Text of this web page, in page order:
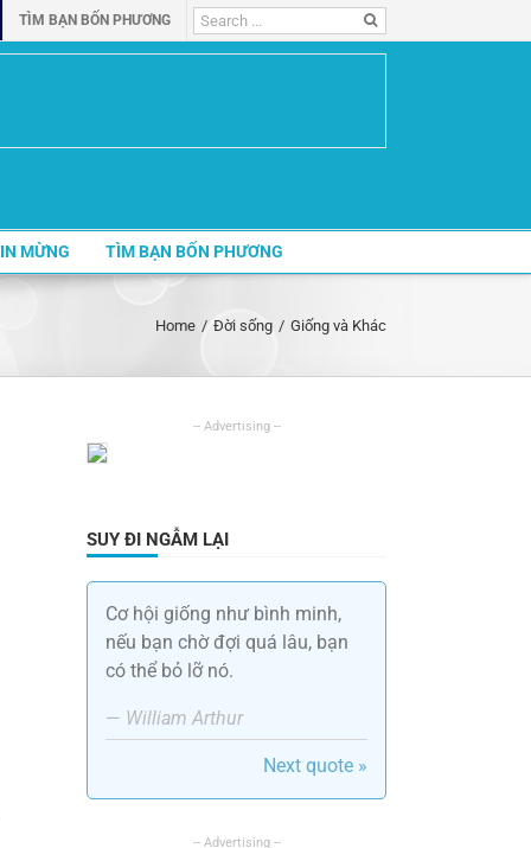
TÌM BẠN BỐN PHƯƠNG
Search
for:
MỪNG TÌM BẠN BỐN PHƯƠNG
Home / Đời sống / Giống và Khác
SUY ĐI NGẪM LẠI
Cơ hội giống như bình minh,
nếu bạn chờ đợi quá lâu, bạn
có thể bỏ lỡ nó.
— William Arthur
Next quote »